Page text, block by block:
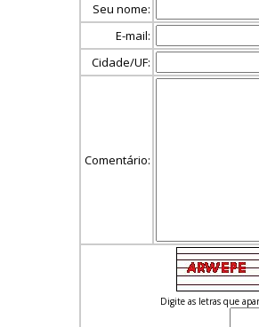
Seu nome:
E-mail:
Cidade/UF:
Comentário:
Digite as letras que